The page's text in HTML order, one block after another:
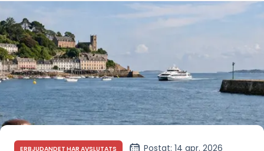
ERBJUDANDET HAR AVSLUTATS Postat: 14 apr. 2026